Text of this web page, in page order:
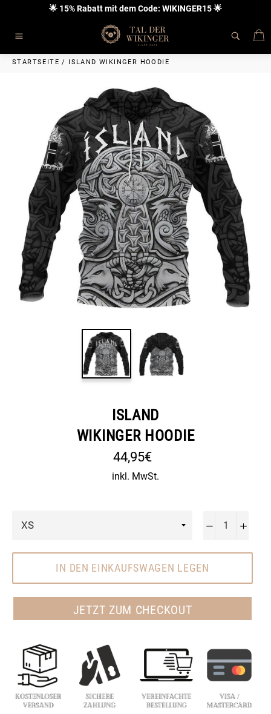
Inhalt
🌟 15% Rabatt mit dem Code: WIKINGER15 🌟
STARTSEITE / ISLAND WIKINGER HOODIE
ISLAND
WIKINGER HOODIE
Normaler
Preis
44,95€
inkl. MwSt.
− +
IN DEN EINKAUFSWAGEN LEGEN
JETZT ZUM CHECKOUT